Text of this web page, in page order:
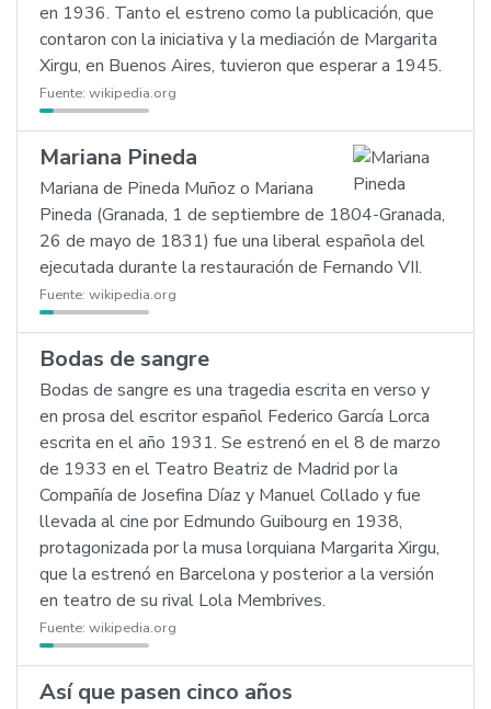
en 1936. Tanto el estreno como la publicación, que
contaron con la iniciativa y la mediación de Margarita
Xirgu, en Buenos Aires, tuvieron que esperar a 1945.
Fuente: wikipedia.org
Mariana Pineda
Mariana de Pineda Muñoz o Mariana
Pineda (Granada, 1 de septiembre de 1804-Granada,
26 de mayo de 1831) fue una liberal española del
ejecutada durante la restauración de Fernando VII.
Fuente: wikipedia.org
Bodas de sangre
Bodas de sangre es una tragedia escrita en verso y
en prosa del escritor español Federico García Lorca
escrita en el año 1931. Se estrenó en el 8 de marzo
de 1933 en el Teatro Beatriz de Madrid por la
Compañía de Josefina Díaz y Manuel Collado y fue
llevada al cine por Edmundo Guibourg en 1938,
protagonizada por la musa lorquiana Margarita Xirgu,
que la estrenó en Barcelona y posterior a la versión
en teatro de su rival Lola Membrives.
Fuente: wikipedia.org
Así que pasen cinco años